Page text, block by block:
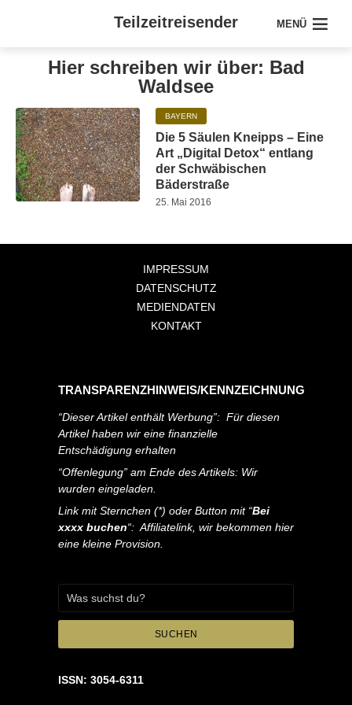
Teilzeitreisender MENÜ
Hier schreiben wir über: Bad
Waldsee
BAYERN
Die 5 Säulen Kneipps – Eine
Art „Digital Detox“ entlang
der Schwäbischen
Bäderstraße
25. Mai 2016
IMPRESSUM
DATENSCHUTZ
MEDIENDATEN
KONTAKT
TRANSPARENZHINWEIS/KENNZEICHNUNG
“Dieser Artikel enthält Werbung”: Für diesen
Artikel haben wir eine finanzielle
Entschädigung erhalten
“Offenlegung” am Ende des Artikels: Wir
wurden eingeladen.
Link mit Sternchen (*) oder Button mit “Bei
xxxx buchen“: Affiliatelink, wir bekommen hier
eine kleine Provision.
SUCHEN
ISSN: 3054-6311